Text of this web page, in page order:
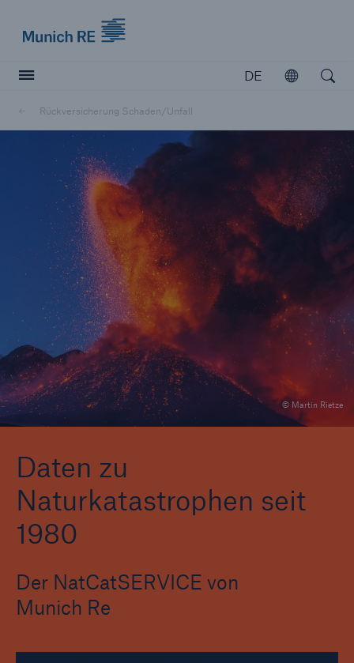
DE
Öffnen
Rückversicherung Schaden/Unfall
© Martin Rietze
Daten zu
Naturkatastrophen seit
1980
Der NatCatSERVICE von
Munich Re
Versicherer
Unsere Lösungen für Versicherer
Our expert perspective for insurance